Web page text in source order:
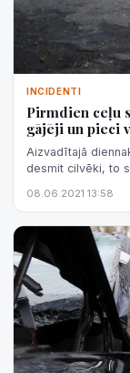
INCIDENTI
Pirmdien ceļu
gājēji un pieci
Aizvadītajā
desmit cilvēki, to
08.06.2021 13:58